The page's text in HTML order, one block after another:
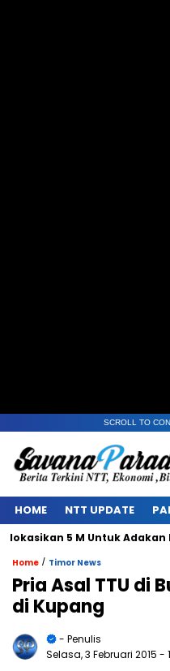
SCROLL TO
HOME NTT UPDATE
5 M Untuk Adakan
Home / Timor News
Pria Asal TTU di
di Kupang
- Penulis
Selasa, 3 Februari 2015 -